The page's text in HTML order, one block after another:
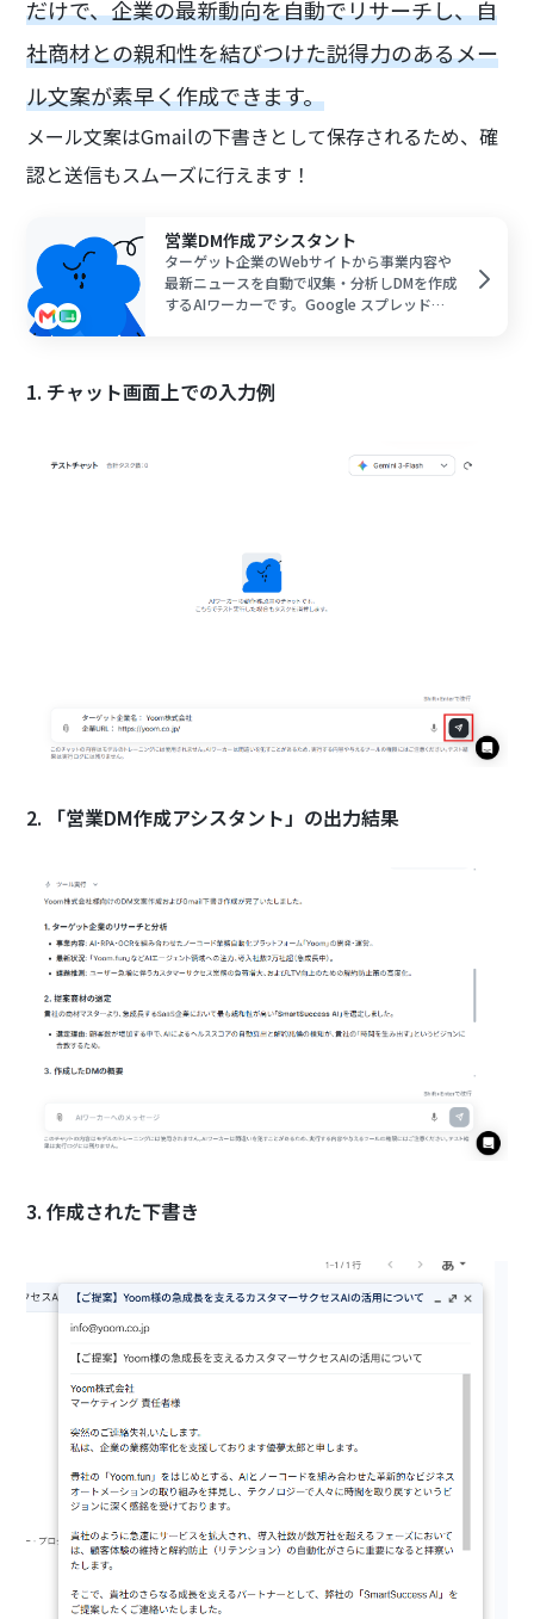
だけで、企業の最新動向を自動でリサーチし、自
社商材との親和性を結びつけた説得力のあるメー
ル文案が素早く作成できます。
メール文案はGmailの下書きとして保存されるため、確
認と送信もスムーズに行えます！
営業DM作成アシスタント
ターゲット企業のWebサイトから事業内容や
最新ニュースを自動で収集・分析しDMを作成
するAIワーカーです。Google スプレッドシ
1. チャット画面上での入力例
2. 「営業DM作成アシスタント」の出力結果
3. 作成された下書き